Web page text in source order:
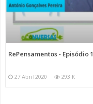
RePensamentos - Episódio 1
27 Abril 2020 293 K